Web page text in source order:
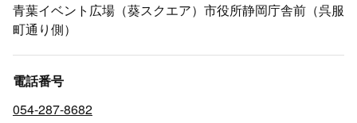
青葉イベント広場（葵スクエア）市役所静岡庁舎前（呉服
町通り側）
電話番号
054-287-8682